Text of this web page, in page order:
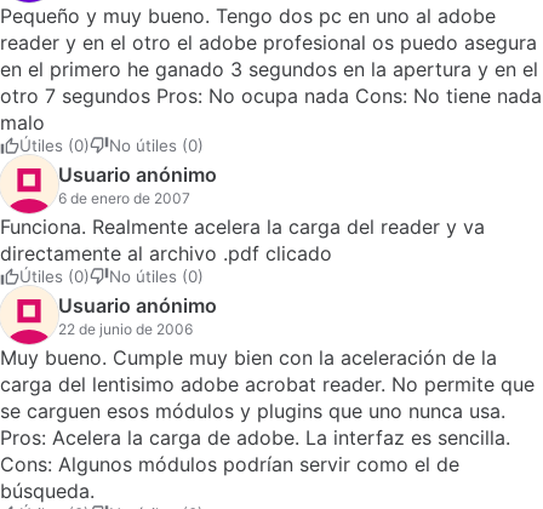
Pequeño y muy bueno. Tengo dos pc en uno al adobe
reader y en el otro el adobe profesional os puedo asegura
en el primero he ganado 3 segundos en la apertura y en el
otro 7 segundos Pros: No ocupa nada Cons: No tiene nada
malo
Útiles (0) No útiles (0)
Usuario anónimo
6 de enero de 2007
Funciona. Realmente acelera la carga del reader y va
directamente al archivo .pdf clicado
Útiles (0) No útiles (0)
Usuario anónimo
22 de junio de 2006
Muy bueno. Cumple muy bien con la aceleración de la
carga del lentisimo adobe acrobat reader. No permite que
se carguen esos módulos y plugins que uno nunca usa.
Pros: Acelera la carga de adobe. La interfaz es sencilla.
Cons: Algunos módulos podrían servir como el de
búsqueda.